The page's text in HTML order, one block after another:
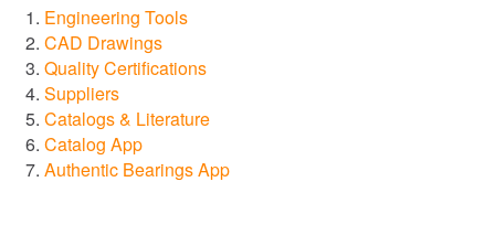
Engineering Tools
CAD Drawings
Quality Certifications
Suppliers
Catalogs & Literature
Catalog App
Authentic Bearings App